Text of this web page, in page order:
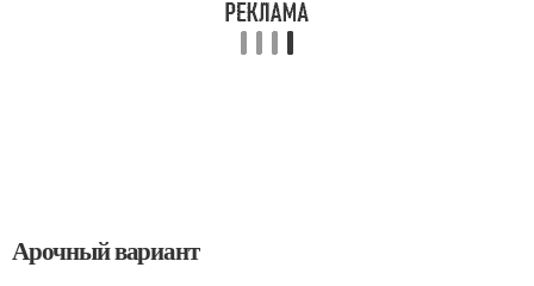
Арочный вариант